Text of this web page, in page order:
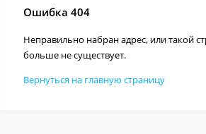
Ошибка 404
Неправильно набран адрес, или такой
больше не существует.
Вернуться на главную страницу